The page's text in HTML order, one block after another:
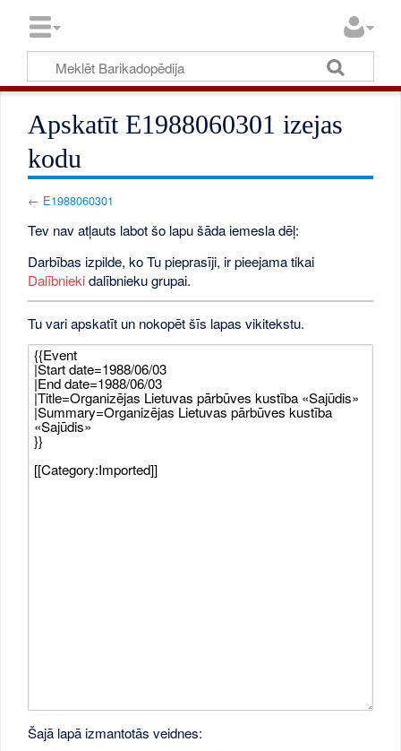
Apskatīt E1988060301 izejas
kodu
← E1988060301
Tev nav atļauts labot šo lapu šāda iemesla dēļ:
Darbības izpilde, ko Tu pieprasīji, ir pieejama tikai
Dalībniekidalībnieku grupai.
Tu vari apskatīt un nokopēt šīs lapas vikitekstu.
Šajā lapā izmantotās veidnes: